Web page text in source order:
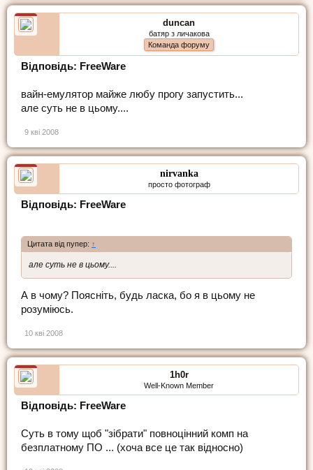
duncan
батяр з личакова
Команда форуму
Відповідь: FreeWare
вайн-емулятор майже любу прогу запустить...
але суть не в цьому....
9 кві 2008
nirvanka
просто фотограф
Відповідь: FreeWare
Цитата від пупер: ↑
але суть не в цьому....
А в чому? Поясніть, будь ласка, бо я в цьому не
розуміюсь.
10 кві 2008
1h0r
Well-Known Member
Відповідь: FreeWare
Суть в тому щоб "зібрати" повноцінний комп на
безплатному ПО ... (хоча все це так відносно)